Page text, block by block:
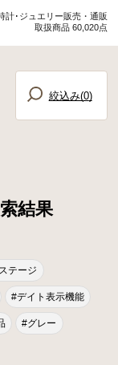
計･ジュエリー販売・通販
取扱商品 60,020点
絞込み(0)
結果
テージ
#デイト表示機能
#グレー